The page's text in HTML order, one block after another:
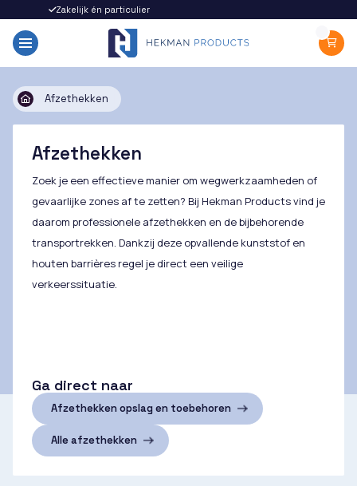
Zakelijk én particulier
Afzethekken
Afzethekken
Zoek je een effectieve manier om wegwerkzaamheden of
gevaarlijke zones af te zetten? Bij Hekman Products vind je
daarom professionele afzethekken en de bijbehorende
transportrekken. Dankzij deze opvallende kunststof en
houten barrières regel je direct een veilige
verkeerssituatie.
Ga direct naar
Afzethekken opslag en toebehoren
Alle afzethekken